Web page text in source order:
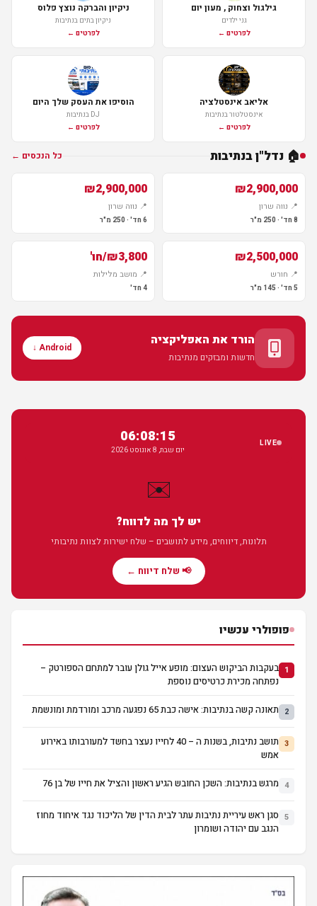
גילגול וצחוק , מעון יום
גני ילדים
לפרטים ←
ניקיון והברקה נוצץ פלוס
ניקיון בתים בנתיבות
לפרטים ←
אליאב אינסטלציה
אינסטלטור בנתיבות
לפרטים ←
הוסיפו את העסק שלך היום
DJ בנתיבות
לפרטים ←
🏠 נדל"ן בנתיבות כל הנכסים ← למכירה
₪2,900,000
📍 נווה שרון
8 חד' · 250 מ"ר
₪2,900,000
📍 נווה שרון
6 חד' · 250 מ"ר
₪2,500,000
📍 חורש
5 חד' · 145 מ"ר
₪3,800/חו'
📍 מושב מלילות
4 חד'
הורד את האפליקציה
חדשות ומבזקים מנתיבות
Android ↓
LIVE
06:08:16
יום שבת, 8 אוגוסט 2026
✉️
יש לך מה לדווח?
תלונות, דיווחים, מידע לתושבים – שלח ישירות לצוות נתיבותי
📢 שלח דיווח ←
פופולרי עכשיו
1 בעקבות הביקוש העצום: מופע אייל גולן עובר למתחם הספורטק –
נפתחה מכירת כרטיסים נוספת
2 תאונה קשה בנתיבות: אישה כבת 65 נפגעה מרכב ומורדמת ומונשמת
3
תושב נתיבות, בשנות ה – 40 לחייו נעצר בחשד למעורבותו באירוע
אמש
4 מרגש בנתיבות: השכן החובש הגיע ראשון והציל את חייו של בן 76
5 סגן ראש עיריית נתיבות עתר לבית הדין של הליכוד נגד איחוד מחוז
הנגב עם יהודה ושומרון